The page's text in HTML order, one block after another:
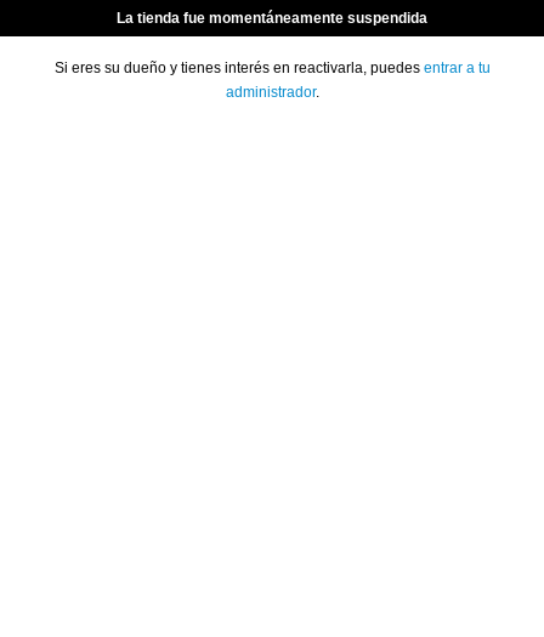
La tienda fue momentáneamente suspendida
Si eres su dueño y tienes interés en reactivarla, puedes entrar a tu
administrador.